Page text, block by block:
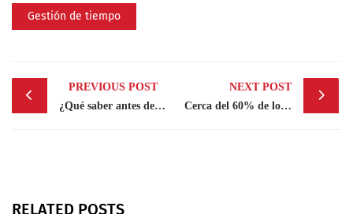
Gestión de tiempo
Post
navigation
PREVIOUS POST
¿Qué saber antes de invertir en artículos de lujo?
NEXT POST
Cerca del 60% de los empresarios españoles mira el 2025 con optimismo
RELATED POSTS